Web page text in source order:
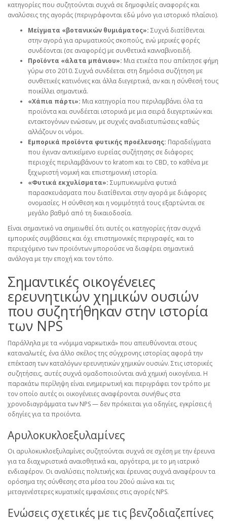
κατηγορίες που συζητούνται συχνά σε δημοφιλείς αναφορές και
αναλύσεις της αγοράς (περιγράφονται εδώ μόνο για ιστορικό πλαίσιο).
Μείγματα «βοτανικών θυμιάματος»: Συχνά διατίθενται
στην αγορά για αρωματικούς σκοπούς, ενώ μερικές φορές
συνδέονται (σε αναφορές) με συνθετικά κανναβινοειδή.
Προϊόντα «άλατα μπάνιου»: Μια ετικέτα που απέκτησε φήμη
γύρω στο 2010. Συχνά συνδέεται στη δημόσια συζήτηση με
συνθετικές κατινόνες και άλλα διεγερτικά, αν και η σύνθεσή τους
ποικίλλει σημαντικά.
«Χάπια πάρτι»: Μια κατηγορία που περιλαμβάνει όλα τα
προϊόντα και συνδέεται ιστορικά με μια σειρά διεγερτικών και
εντακτογόνων ενώσεων, με συχνές αναδιατυπώσεις καθώς
αλλάζουν οι νόμοι.
Εμπορικά προϊόντα φυτικής προέλευσης: Παραδείγματα
που έγιναν αντικείμενο ευρείας συζήτησης σε διάφορες
περιοχές περιλαμβάνουν το kratom και το CBD, το καθένα με
ξεχωριστή νομική και επιστημονική ιστορία.
«Φυτικά εκχυλίσματα»: Συμπυκνωμένα φυτικά
παρασκευάσματα που διατίθενται στην αγορά με διάφορες
ονομασίες. Η σύνθεση και η νομιμότητά τους εξαρτώνται σε
μεγάλο βαθμό από τη δικαιοδοσία.
Είναι σημαντικό να σημειωθεί ότι αυτές οι κατηγορίες ήταν συχνά
εμπορικές συμβάσεις και όχι επιστημονικές περιγραφές, και το
περιεχόμενο των προϊόντων μπορούσε να διαφέρει σημαντικά
ανάλογα με την εποχή και τον τόπο.
Σημαντικές οικογένειες
ερευνητικών χημικών ουσιών
που συζητήθηκαν στην ιστορία
των NPS
Παράλληλα με τα «νόμιμα ναρκωτικά» που απευθύνονται στους
καταναλωτές, ένα άλλο σκέλος της σύγχρονης ιστορίας αφορά την
επέκταση των καταλόγων ερευνητικών χημικών ουσιών. Στις ιστορικές
συζητήσεις, αυτές συχνά ομαδοποιούνται ανά χημική οικογένεια. Η
παρακάτω περίληψη είναι ενημερωτική και περιγράφει τον τρόπο με
τον οποίο αυτές οι οικογένειες αναφέρονται συνήθως στα
χρονοδιαγράμματα των NPS — δεν πρόκειται για οδηγίες, εγκρίσεις ή
οδηγίες για τα προϊόντα.
Αρυλοκυκλοεξυλαμίνες
Οι αρυλοκυκλοεξυλαμίνες συζητούνται συχνά σε σχέση με την έρευνα
για τα διαχωριστικά αναισθητικά και, αργότερα, με το μη ιατρικό
ενδιαφέρον. Οι αναλύσεις πολιτικής και έρευνας συχνά αναφέρουν τα
ορόσημα της σύνθεσης στα μέσα του 20ού αιώνα και τις
μεταγενέστερες κυματικές εμφανίσεις στις αγορές NPS.
Ενώσεις σχετικές με τις βενζοδιαζεπίνες